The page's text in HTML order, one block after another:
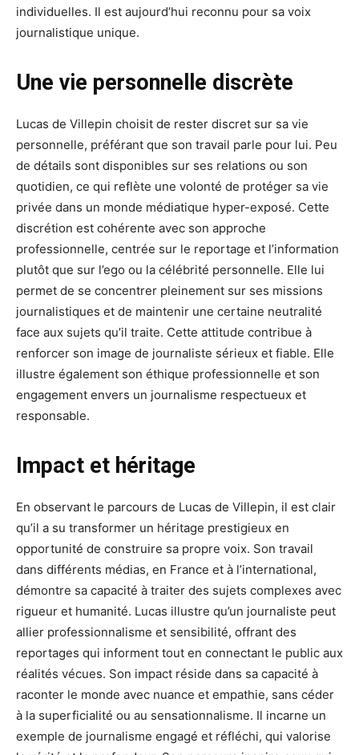
individuelles. Il est aujourd’hui reconnu pour sa voix
journalistique unique.
Une vie personnelle discrète
Lucas de Villepin choisit de rester discret sur sa vie
personnelle, préférant que son travail parle pour lui. Peu
de détails sont disponibles sur ses relations ou son
quotidien, ce qui reflète une volonté de protéger sa vie
privée dans un monde médiatique hyper-exposé. Cette
discrétion est cohérente avec son approche
professionnelle, centrée sur le reportage et l’information
plutôt que sur l’ego ou la célébrité personnelle. Elle lui
permet de se concentrer pleinement sur ses missions
journalistiques et de maintenir une certaine neutralité
face aux sujets qu’il traite. Cette attitude contribue à
renforcer son image de journaliste sérieux et fiable. Elle
illustre également son éthique professionnelle et son
engagement envers un journalisme respectueux et
responsable.
Impact et héritage
En observant le parcours de Lucas de Villepin, il est clair
qu’il a su transformer un héritage prestigieux en
opportunité de construire sa propre voix. Son travail
dans différents médias, en France et à l’international,
démontre sa capacité à traiter des sujets complexes avec
rigueur et humanité. Lucas illustre qu’un journaliste peut
allier professionnalisme et sensibilité, offrant des
reportages qui informent tout en connectant le public aux
réalités vécues. Son impact réside dans sa capacité à
raconter le monde avec nuance et empathie, sans céder
à la superficialité ou au sensationnalisme. Il incarne un
exemple de journalisme engagé et réfléchi, qui valorise